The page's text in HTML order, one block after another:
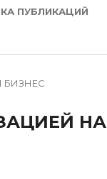
ПУБЛИКАЦИЙ
БИЗНЕС
НА